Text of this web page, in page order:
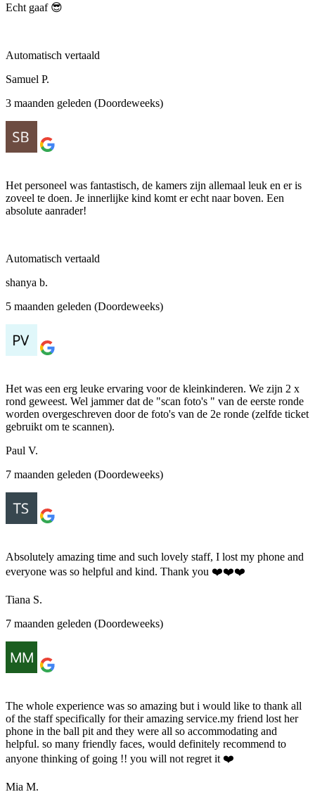
Echt gaaf 😎
Automatisch vertaald
Samuel P.
3 maanden geleden (Doordeweeks)
Het personeel was fantastisch, de kamers zijn allemaal leuk en er is
zoveel te doen. Je innerlijke kind komt er echt naar boven. Een
absolute aanrader!
Automatisch vertaald
shanya b.
5 maanden geleden (Doordeweeks)
Het was een erg leuke ervaring voor de kleinkinderen. We zijn 2 x
rond geweest. Wel jammer dat de "scan foto's " van de eerste ronde
worden overgeschreven door de foto's van de 2e ronde (zelfde ticket
gebruikt om te scannen).
Paul V.
7 maanden geleden (Doordeweeks)
Absolutely amazing time and such lovely staff, I lost my phone and
everyone was so helpful and kind. Thank you ❤️❤️❤️
Tiana S.
7 maanden geleden (Doordeweeks)
The whole experience was so amazing but i would like to thank all
of the staff specifically for their amazing service.my friend lost her
phone in the ball pit and they were all so accommodating and
helpful. so many friendly faces, would definitely recommend to
anyone thinking of going !! you will not regret it ❤️
Mia M.